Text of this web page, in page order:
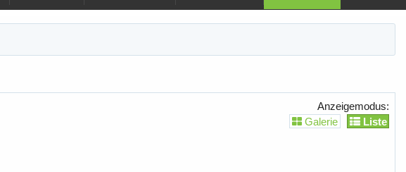
Anzeigemodus:
Galerie
Liste